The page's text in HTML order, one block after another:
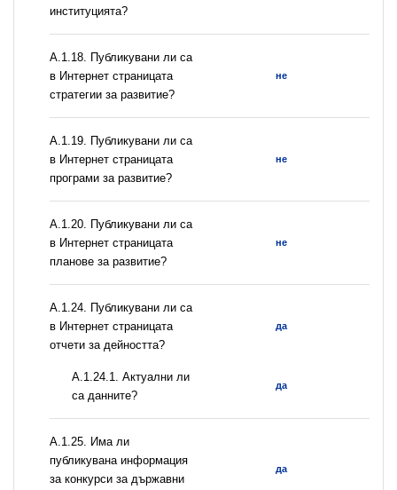
институцията?
А.1.18. Публикувани ли са
в Интернет страницата
стратегии за развитие?
не
А.1.19. Публикувани ли са
в Интернет страницата
програми за развитие?
не
А.1.20. Публикувани ли са
в Интернет страницата
планове за развитие?
не
А.1.24. Публикувани ли са
в Интернет страницата
отчети за дейността?
да
A.1.24.1. Актуални ли
са данните?
да
А.1.25. Има ли
публикувана информация
за конкурси за държавни
да